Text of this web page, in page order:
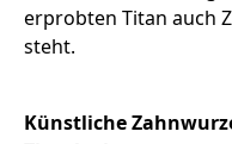
erprobten Titan auch
steht.
Künstliche